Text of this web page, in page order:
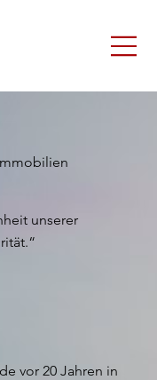
vor 20 Jahren in
unserer